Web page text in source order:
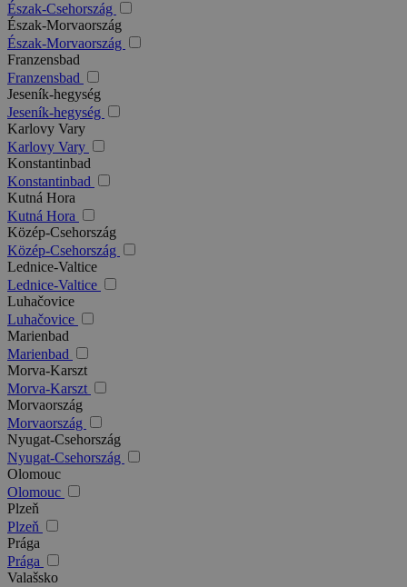
Észak-Csehország
Észak-Morvaország
Észak-Morvaország
Franzensbad
Franzensbad
Jeseník-hegység
Jeseník-hegység
Karlovy Vary
Karlovy Vary
Konstantinbad
Konstantinbad
Kutná Hora
Kutná Hora
Közép-Csehország
Közép-Csehország
Lednice-Valtice
Lednice-Valtice
Luhačovice
Luhačovice
Marienbad
Marienbad
Morva-Karszt
Morva-Karszt
Morvaország
Morvaország
Nyugat-Csehország
Nyugat-Csehország
Olomouc
Olomouc
Plzeň
Plzeň
Prága
Prága
Valašsko